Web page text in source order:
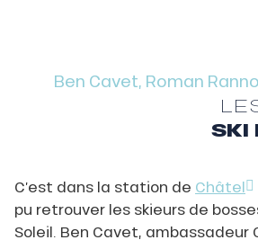
Ben Cavet, Roman
SKI
C’est dans la station de Châtel
pu retrouver les skieurs de
Soleil. Ben Cavet,